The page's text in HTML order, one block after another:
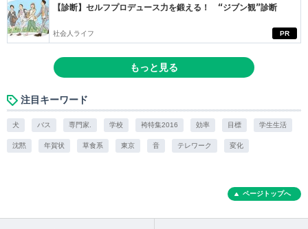
PR
【診断】セルフプロデュース力を鍛える！ “ジブン観”診断
社会人ライフ
もっと見る
注目キーワード
犬 バス 専門家. 学校 袴特集2016 効率 目標 学生生活
沈黙 年賀状 草食系 東京 音 テレワーク 変化
ページトップへ